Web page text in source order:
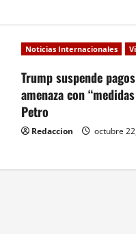
Noticias Internacionales
Trump suspende
amenaza con
Petro
Redaccion octubre